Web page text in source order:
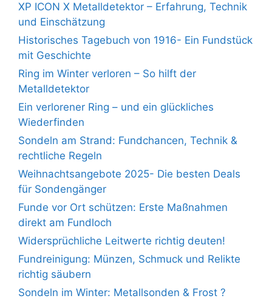
XP ICON X Metalldetektor – Erfahrung, Technik
und Einschätzung
Historisches Tagebuch von 1916- Ein Fundstück
mit Geschichte
Ring im Winter verloren – So hilft der
Metalldetektor
Ein verlorener Ring – und ein glückliches
Wiederfinden
Sondeln am Strand: Fundchancen, Technik &
rechtliche Regeln
Weihnachtsangebote 2025- Die besten Deals
für Sondengänger
Funde vor Ort schützen: Erste Maßnahmen
direkt am Fundloch
Widersprüchliche Leitwerte richtig deuten!
Fundreinigung: Münzen, Schmuck und Relikte
richtig säubern
Sondeln im Winter: Metallsonden & Frost ?